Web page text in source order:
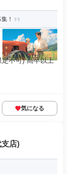
！
不可) 高卒以上
気になる
店)